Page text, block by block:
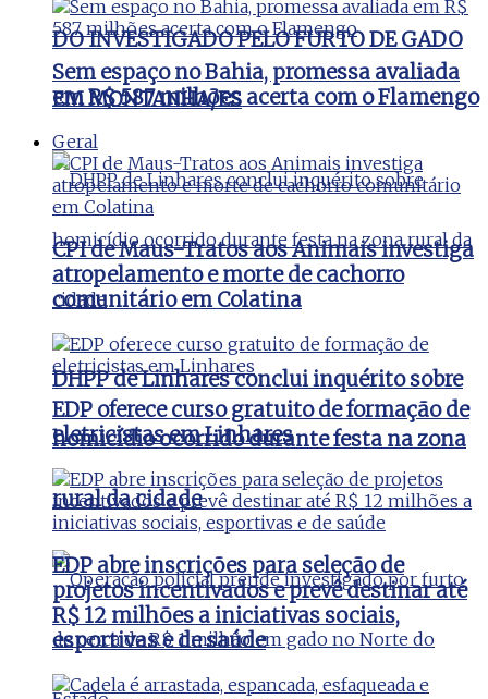
DO INVESTIGADO PELO FURTO DE GADO
EM MONTANHA/ES
DHPP de Linhares conclui inquérito sobre
homicídio ocorrido durante festa na zona
rural da cidade
Sem espaço no Bahia, promessa avaliada
em R$ 587 milhões acerta com o Flamengo
Geral
CPI de Maus-Tratos aos Animais investiga
atropelamento e morte de cachorro
comunitário em Colatina
EDP oferece curso gratuito de formação de
eletricistas em Linhares
EDP abre inscrições para seleção de
projetos incentivados e prevê destinar até
R$ 12 milhões a iniciativas sociais,
esportivas e de saúde